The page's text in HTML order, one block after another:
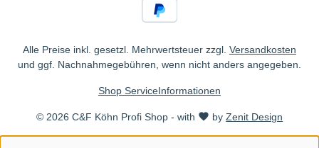
Alle Preise inkl. gesetzl. Mehrwertsteuer zzgl. Versandkosten
und ggf. Nachnahmegebühren, wenn nicht anders angegeben.
© 2026 C&F Köhn Profi Shop - with byZenit Design
Shop ServiceInformationen